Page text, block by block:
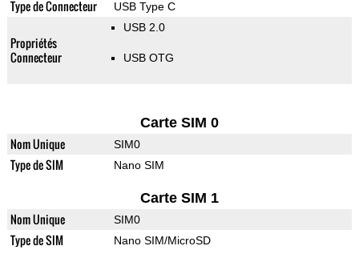
Type de Connecteur USB Type C
Propriétés
Connecteur
USB 2.0
USB OTG
Carte SIM 0
Nom Unique SIM0
Type de SIM Nano SIM
Carte SIM 1
Nom Unique SIM0
Type de SIM Nano SIM/MicroSD